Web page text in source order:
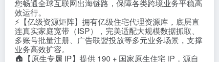
您畅通全球互联网出海链路，保障各类跨境业务平稳高
效运行。
⚡【亿级资源矩阵】拥有亿级住宅代理资源库，底层直
连真实家庭宽带（ISP），完美适配大规模数据抓取、
多账号批量注册、广告联盟投放等多元业务场景，支撑
业务高效扩容。
🏠【原生专属 IP】提供 190 + 国家原生住宅 IP，源自